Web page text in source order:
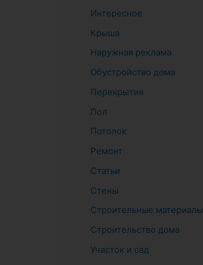
Интересное
Крыша
Наружная реклама
Обустройство дома
Перекрытия
Пол
Потолок
Ремонт
Статьи
Стены
Строительные материалы
Строительство дома
Участок и сад